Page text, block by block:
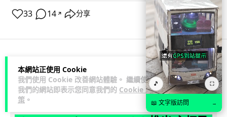
本網站正使用 Cookie
我們使用 Cookie 改善網站體驗。 繼續使用
我們的網站即表示您同意我們的 Cookie 政
策 。
33 14 ↗ 分享
人工智能
Lawton 2 日
🎵 ⛶
📖 文字版訪問 →